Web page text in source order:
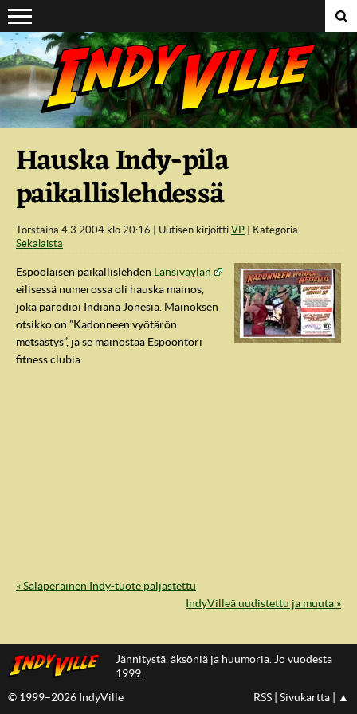
Suoraan sisältöön
IndyVille
Hauska Indy-pila
paikallislehdessä
Torstaina 4.3.2004 klo 20:16 Uutisen kirjoitti VP
Kategoria
Sekalaista
Espoolaisen paikallislehden Länsiväylän
eilisessä numerossa oli hauska mainos,
joka parodioi Indiana Jonesia. Mainoksen
otsikko on ”Kadonneen vyötärön
metsästys”, ja se mainostaa Espoontori
fitness clubia.
« Salaperäinen Indy-tuote paljastettu
IndyVilleä uudistettu ja muuta »
Jännitystä, äksöniä ja huumoria. Jo vuodesta
1999.
© 1999–2026 IndyVille
RSS Sivukartta ▲